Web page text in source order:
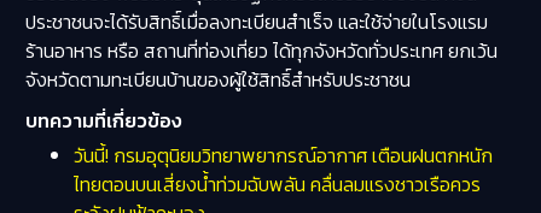
ประชาชนจะได้รับสิทธิ์เมื่อลงทะเบียนสำเร็จ และใช้จ่ายในโรงแรม
ร้านอาหาร หรือ สถานที่ท่องเที่ยว ได้ทุกจังหวัดทั่วประเทศ ยกเว้น
จังหวัดตามทะเบียนบ้านของผู้ใช้สิทธิ์สำหรับประชาชน
บทความที่เกี่ยวข้อง
วันนี้! กรมอุตุนิยมวิทยาพยากรณ์อากาศ เตือนฝนตกหนัก
ไทยตอนบนเสี่ยงน้ำท่วมฉับพลัน คลื่นลมแรงชาวเรือควร